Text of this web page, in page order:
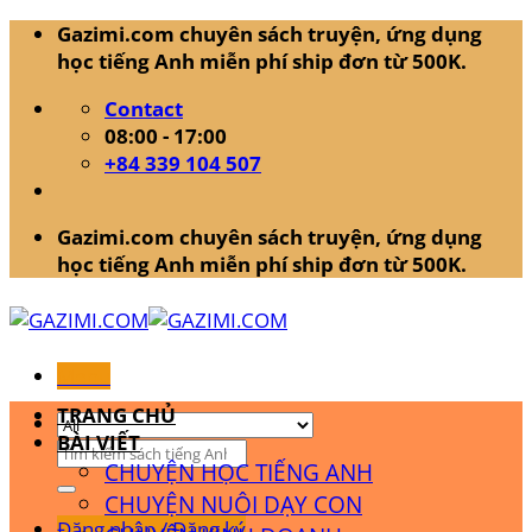
Skip
Gazimi.com chuyên sách truyện, ứng dụng
học tiếng Anh miễn phí ship đơn từ 500K.
Contact
08:00 - 17:00
+84 339 104 507
Gazimi.com chuyên sách truyện, ứng dụng
học tiếng Anh miễn phí ship đơn từ 500K.
Tìm
kiếm:
TRANG CHỦ
BÀI VIẾT
CHUYỆN HỌC TIẾNG ANH
CHUYỆN NUÔI DẠY CON